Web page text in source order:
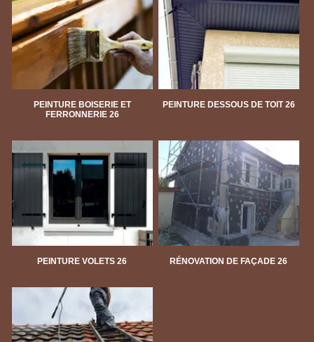
PEINTURE BOISERIE ET
FERRONNERIE 26
PEINTURE DESSOUS DE TOIT 26
PEINTURE VOLETS 26 RÉNOVATION DE FAÇADE 26